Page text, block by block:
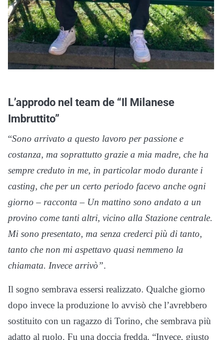
L’approdo nel team de “Il Milanese
Imbruttito”
“Sono arrivato a questo lavoro per passione e
costanza, ma soprattutto grazie a mia madre, che ha
sempre creduto in me, in particolar modo durante i
casting, che per un certo periodo facevo anche ogni
giorno – racconta – Un mattino sono andato a un
provino come tanti altri, vicino alla Stazione centrale.
Mi sono presentato, ma senza crederci più di tanto,
tanto che non mi aspettavo quasi nemmeno la
chiamata. Invece arrivò”.
Il sogno sembrava essersi realizzato. Qualche giorno
dopo invece la produzione lo avvisò che l’avrebbero
sostituito con un ragazzo di Torino, che sembrava più
adatto al ruolo. Fu una doccia fredda. “Invece, giusto